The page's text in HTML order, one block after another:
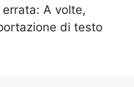
A volte,
di testo